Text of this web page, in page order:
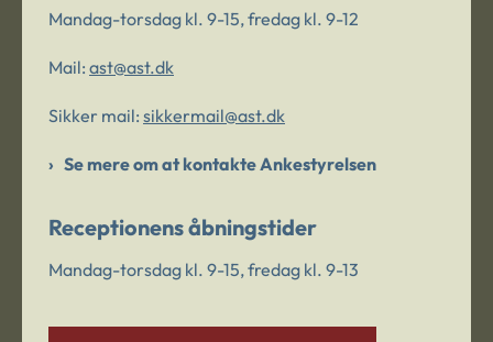
Mandag-torsdag kl. 9-15, fredag kl. 9-12
Mail: ast@ast.dk
Sikker mail: sikkermail@ast.dk
Se mere om at kontakte Ankestyrelsen
Receptionens åbningstider
Mandag-torsdag kl. 9-15, fredag kl. 9-13